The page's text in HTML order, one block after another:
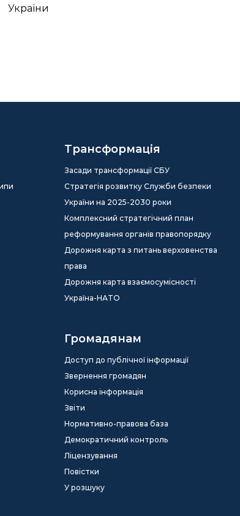
України
Трансформація
Засади трансформації СБУ
Стратегія розвитку Служби безпеки
України на 2025-2030 роки
Комплексний стратегічний план
реформування органів правопорядку
Дорожня карта з питань верховенства
права
Дорожня карта взаємосумісності
Україна-НАТО
Громадянам
Доступ до публічної інформації
Звернення громадян
Корисна інформація
Звіти
Нормативно-правова база
Демократичний контроль
Ліцензування
Повістки
У розшуку